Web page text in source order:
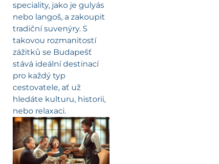
speciality, jako je gulyás
nebo langoš, a zakoupit
tradiční suvenýry. S
takovou rozmanitostí
zážitků se Budapešť
stává ideální destinací
pro každý typ
cestovatele, ať už
hledáte kulturu, historii,
nebo relaxaci.